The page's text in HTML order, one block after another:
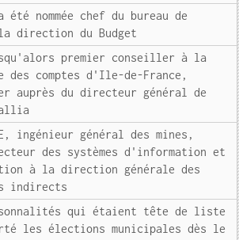
a été nommée chef du bureau de
direction du Budget
premier conseiller à la
des comptes d'Ile-de-France,
auprès du directeur général de
ingénieur général des mines,
des systèmes d'information et
à la direction générale des
indirects
qui étaient tête de liste
les élections municipales dès le